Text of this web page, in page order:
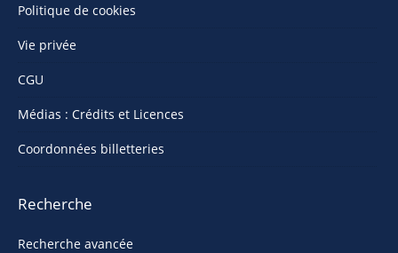
Politique de cookies
Vie privée
CGU
Médias : Crédits et Licences
Coordonnées billetteries
Recherche
Recherche avancée